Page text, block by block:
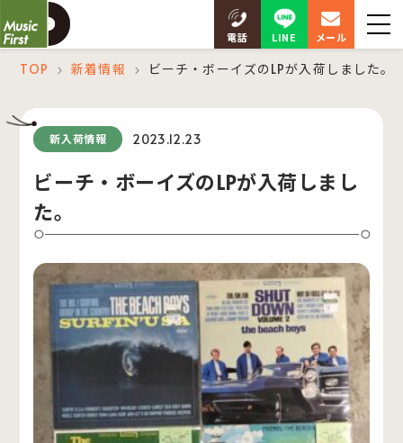
電話 LINE メール
TOP ＞ 新着情報 ＞ ビーチ・ボーイズのLPが入荷しました。
新入荷情報 2023.12.23
ビーチ・ボーイズのLPが入荷しまし
た。